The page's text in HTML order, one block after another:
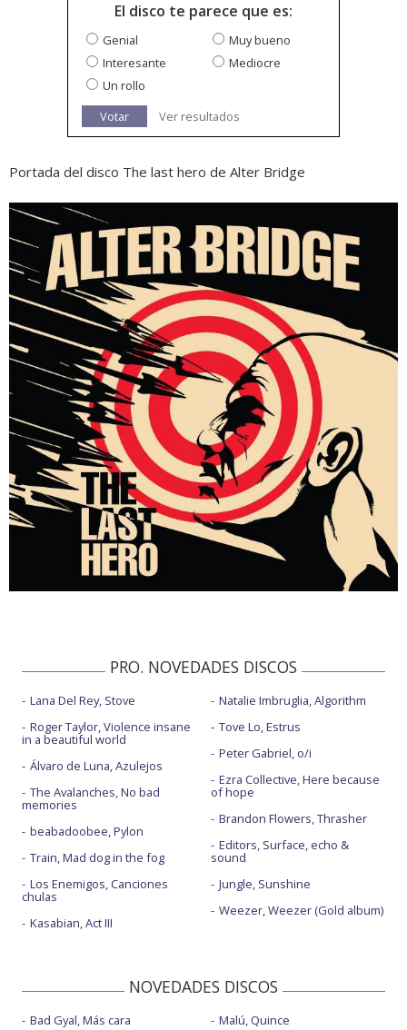
El disco te parece que es:
Genial
Muy bueno
Interesante
Mediocre
Un rollo
Votar
Ver resultados
Portada del disco The last hero de Alter Bridge
PRO. NOVEDADES DISCOS
Lana Del Rey, Stove
Roger Taylor, Violence insane
in a beautiful world
Álvaro de Luna, Azulejos
The Avalanches, No bad
memories
beabadoobee, Pylon
Train, Mad dog in the fog
Los Enemigos, Canciones
chulas
Kasabian, Act III
Natalie Imbruglia, Algorithm
Tove Lo, Estrus
Peter Gabriel, o/i
Ezra Collective, Here because
of hope
Brandon Flowers, Thrasher
Editors, Surface, echo &
sound
Jungle, Sunshine
Weezer, Weezer (Gold album)
NOVEDADES DISCOS
Bad Gyal, Más cara
Malú, Quince